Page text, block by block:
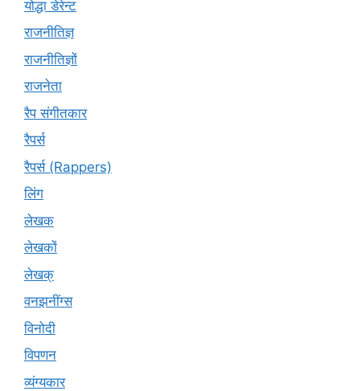
योद्धा डेरेन्ट
राजनीतिज्ञ
राजनीतिज्ञों
राजनेता
रैप संगीतकार
रैपर्स
रैपर्स (Rappers)
लिंग
लेखक
लेखकों
लेखक्
वनझनींग्स
विनोदी
विपणन
व्यंग्यकार